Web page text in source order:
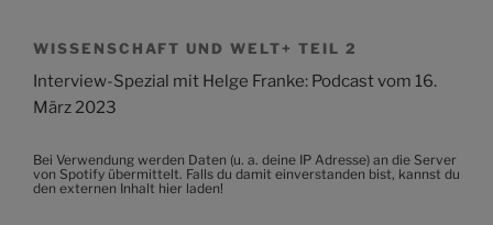
WISSENSCHAFT UND WELT+ TEIL 2
Interview-Spezial mit Helge Franke: Podcast vom 16.
März 2023
Bei Verwendung werden Daten (u. a. deine IP Adresse) an die Server
von Spotify übermittelt. Falls du damit einverstanden bist, kannst du
den externen Inhalt hier laden!